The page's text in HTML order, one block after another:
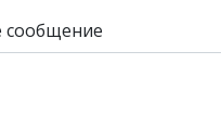
сообщение